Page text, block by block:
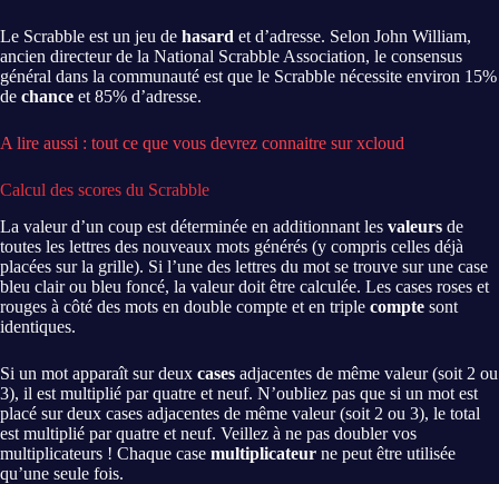
Le Scrabble est un jeu de hasard et d’adresse. Selon John William,
ancien directeur de la National Scrabble Association, le consensus
général dans la communauté est que le Scrabble nécessite environ 15%
de chance et 85% d’adresse.
A lire aussi : tout ce que vous devrez connaitre sur xcloud
Calcul des scores du Scrabble
La valeur d’un coup est déterminée en additionnant les valeurs de
toutes les lettres des nouveaux mots générés (y compris celles déjà
placées sur la grille). Si l’une des lettres du mot se trouve sur une case
bleu clair ou bleu foncé, la valeur doit être calculée. Les cases roses et
rouges à côté des mots en double compte et en triple compte sont
identiques.
Si un mot apparaît sur deux cases adjacentes de même valeur (soit 2 ou
3), il est multiplié par quatre et neuf. N’oubliez pas que si un mot est
placé sur deux cases adjacentes de même valeur (soit 2 ou 3), le total
est multiplié par quatre et neuf. Veillez à ne pas doubler vos
multiplicateurs ! Chaque case multiplicateur ne peut être utilisée
qu’une seule fois.